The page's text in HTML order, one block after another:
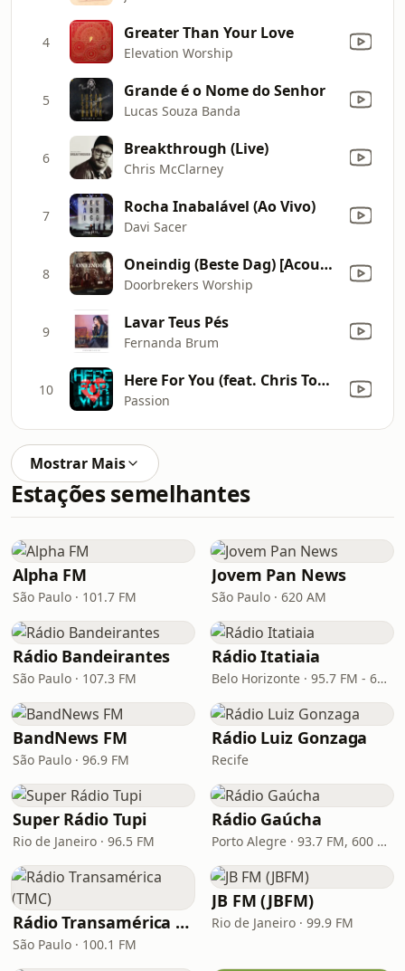
4 Greater Than Your Love
Elevation Worship
5 Grande é o Nome do Senhor
Lucas Souza Banda
6 Breakthrough (Live)
Chris McClarney
7 Rocha Inabalável (Ao Vivo)
Davi Sacer
8 Oneindig (Beste Dag) [Acoustic]
Doorbrekers Worship
9 Lavar Teus Pés
Fernanda Brum
10 Here For You (feat. Chris Tomlin) [Live]
Passion
Mostrar Mais
Estações semelhantes
Alpha FM
São Paulo · 101.7 FM
Jovem Pan News
São Paulo · 620 AM
Rádio Bandeirantes
São Paulo · 107.3 FM
Rádio Itatiaia
Belo Horizonte · 95.7 FM - 610 AM
BandNews FM
São Paulo · 96.9 FM
Rádio Luiz Gonzaga
Recife
Super Rádio Tupi
Rio de Janeiro · 96.5 FM
Rádio Gaúcha
Porto Alegre · 93.7 FM, 600 AM
Rádio Transamérica (TMC)
São Paulo · 100.1 FM
JB FM (JBFM)
Rio de Janeiro · 99.9 FM